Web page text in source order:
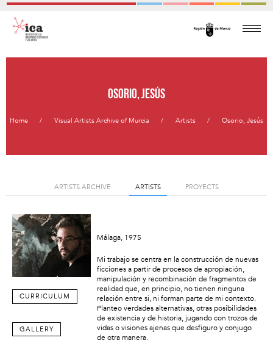
Osorio, Jesús
Home Visual Artists Archive of Murcia Artists Osorio, Jesús
ARTISTS ARCHIVE ARTISTS PROYECTS
CURRICULUM
GALLERY
Málaga, 1975
Mi trabajo se centra en la construcción de nuevas
ficciones a partir de procesos de apropiación,
manipulación y recombinación de fragmentos de
realidad que, en principio, no tienen ninguna
relación entre si, ni forman parte de mi contexto.
Planteo verdades alternativas, otras posibilidades
de existencia y de historia, jugando con trozos de
vidas o visiones ajenas que desfiguro y conjugo
de otra manera.